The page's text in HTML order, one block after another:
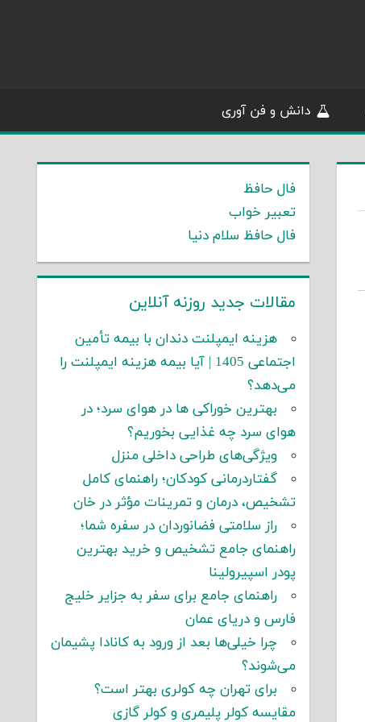
دانش و فن آوری
فال حافظ
تعبیر خواب
فال حافظ سلام دنیا
مقالات جدید روزنه آنلاین
هزینه ایمپلنت دندان با بیمه تأمین
اجتماعی 1405 | آیا بیمه هزینه ایمپلنت را
می‌دهد؟
بهترین خوراکی ها در هوای سرد؛ در
هوای سرد چه غذایی بخوریم؟
ویژگی‌های طراحی داخلی منزل
گفتاردرمانی کودکان؛ راهنمای کامل
تشخیص، درمان و تمرینات مؤثر در خان
راز سلامتی فضانوردان در سفره شما؛
راهنمای جامع تشخیص و خرید بهترین
پودر اسپیرولینا
راهنمای جامع برای سفر به جزایر خلیج
فارس و دریای عمان
چرا خیلی‌ها بعد از ورود به کانادا پشیمان
می‌شوند؟
برای تهران چه کولری بهتر است؟
مقایسه کولر پلیمری و کولر گازی